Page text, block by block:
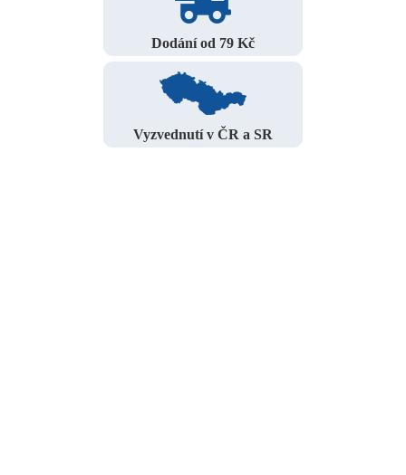
Dodání od 79 Kč
Vyzvednutí v ČR a SR